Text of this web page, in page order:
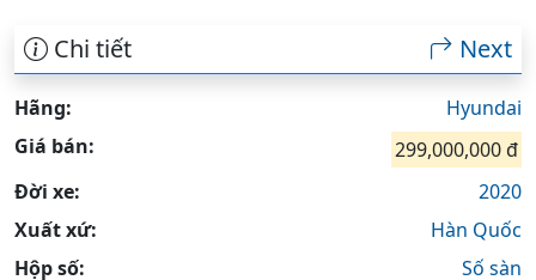
Chi tiết Next
Hãng:
Hyundai
Giá bán:
299,000,000 đ
Đời xe:
2020
Xuất xứ:
Hàn Quốc
Hộp số:
Số sàn